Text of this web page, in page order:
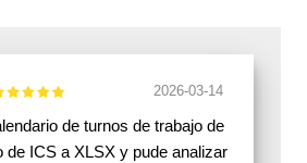
2026-03-14
de turnos de trabajo de
de ICS a XLSX y pude analizar